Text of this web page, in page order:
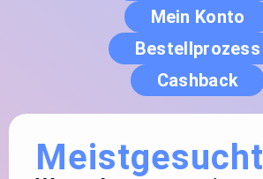
Mein Konto
Bestellprozess
Cashback
Meistgesucht